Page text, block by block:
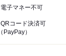
電子マネー不可
QRコード決済可
（PayPay）